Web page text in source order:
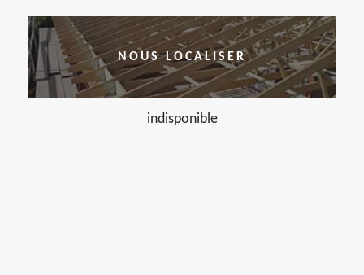
NOUS LOCALISER
indisponible